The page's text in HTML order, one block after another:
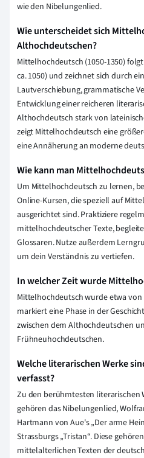
wie den Nibelungenlied.
Wie unterscheidet sich
Althochdeutschen?
Mittelhochdeutsch (1050-1350)
ca. 1050) und zeichnet sich durch
Lautverschiebung, grammatische
Entwicklung einer reicheren
Althochdeutsch stark von
zeigt Mittelhochdeutsch eine
eine Annäherung an moderne
Wie kann man
Um Mittelhochdeutsch zu lernen,
Online-Kursen, die speziell auf
ausgerichtet sind. Praktiziere
mittelhochdeutscher Texte,
Glossaren. Nutze außerdem
um dein Verständnis zu vertiefen.
In welcher Zeit wurde
Mittelhochdeutsch wurde etwa von
markiert eine Phase in der
zwischen dem Althochdeutschen
Frühneuhochdeutschen.
Welche literarischen Werke
verfasst?
Zu den berühmtesten literarischen
gehören das Nibelungenlied,
Hartmann von Aue's „Der arme
Strassburgs „Tristan“. Diese
mittelalterlichen Texten der